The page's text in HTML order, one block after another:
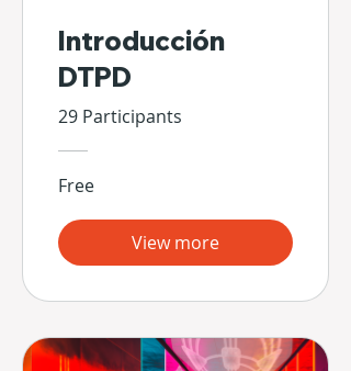
Introducción
DTPD
29 Participants
Free
View more